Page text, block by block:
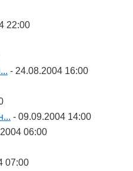
22:00
- 24.08.2004 16:00
- 09.09.2004 14:00
06:00
07:00